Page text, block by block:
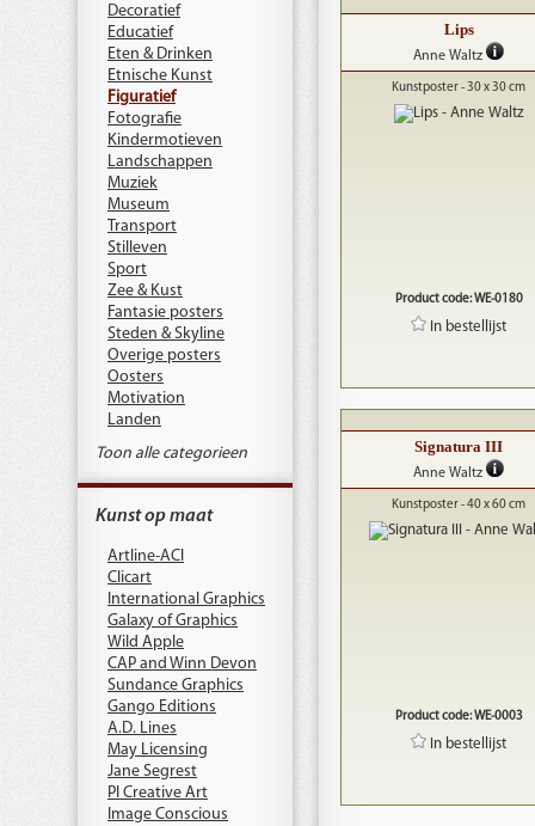
Decoratief
Educatief
Eten & Drinken
Etnische Kunst
Figuratief
Fotografie
Kindermotieven
Landschappen
Muziek
Museum
Transport
Stilleven
Sport
Zee & Kust
Fantasie posters
Steden & Skyline
Overige posters
Oosters
Motivation
Landen
Toon alle categorieen
Kunst op maat
Artline-ACI
Clicart
International Graphics
Galaxy of Graphics
Wild Apple
CAP and Winn Devon
Sundance Graphics
Gango Editions
A.D. Lines
May Licensing
Jane Segrest
PI Creative Art
Image Conscious
Lips
Anne Waltz
Kunstposter - 30 x 30 cm
Product code: WE-0180
In bestellijst
Signatura III
Anne Waltz
Kunstposter - 40 x 60 cm
Product code: WE-0003
In bestellijst